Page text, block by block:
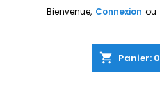
Bienvenue, Connexion ou
shopping_cart Panier: 0